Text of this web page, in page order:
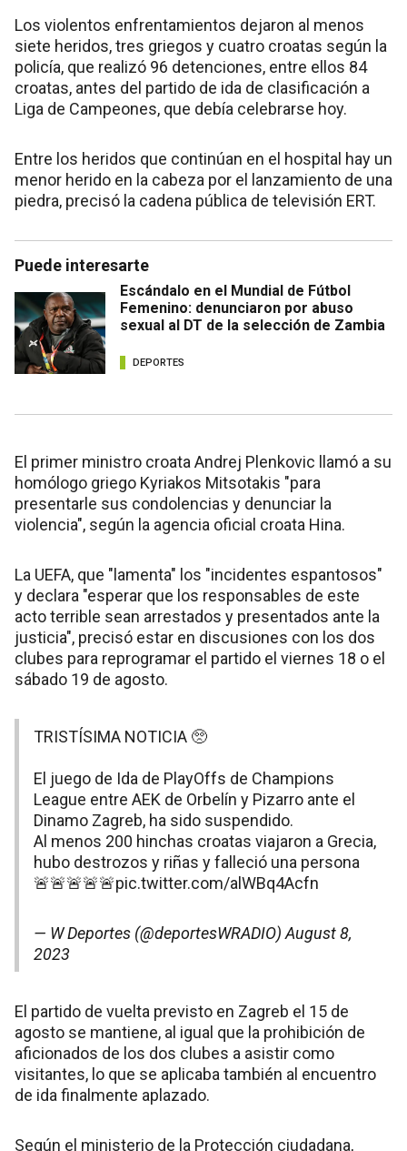
Los violentos enfrentamientos dejaron al menos
siete heridos, tres griegos y cuatro croatas según la
policía, que realizó 96 detenciones, entre ellos 84
croatas, antes del partido de ida de clasificación a
Liga de Campeones, que debía celebrarse hoy.
Entre los heridos que continúan en el hospital hay un
menor herido en la cabeza por el lanzamiento de una
piedra, precisó la cadena pública de televisión ERT.
Puede interesarte
Escándalo en el Mundial de Fútbol
Femenino: denunciaron por abuso
sexual al DT de la selección de Zambia
DEPORTES
El primer ministro croata Andrej Plenkovic llamó a su
homólogo griego Kyriakos Mitsotakis "para
presentarle sus condolencias y denunciar la
violencia", según la agencia oficial croata Hina.
La UEFA, que "lamenta" los "incidentes espantosos"
y declara "esperar que los responsables de este
acto terrible sean arrestados y presentados ante la
justicia", precisó estar en discusiones con los dos
clubes para reprogramar el partido el viernes 18 o el
sábado 19 de agosto.
TRISTÍSIMA NOTICIA 🥺
El juego de Ida de PlayOffs de Champions
League entre AEK de Orbelín y Pizarro ante el
Dinamo Zagreb, ha sido suspendido.
Al menos 200 hinchas croatas viajaron a Grecia,
hubo destrozos y riñas y falleció una persona
🚨🚨🚨🚨🚨pic.twitter.com/alWBq4Acfn
— W Deportes (@deportesWRADIO) August 8,
2023
El partido de vuelta previsto en Zagreb el 15 de
agosto se mantiene, al igual que la prohibición de
aficionados de los dos clubes a asistir como
visitantes, lo que se aplicaba también al encuentro
de ida finalmente aplazado.
Según el ministerio de la Protección ciudadana,